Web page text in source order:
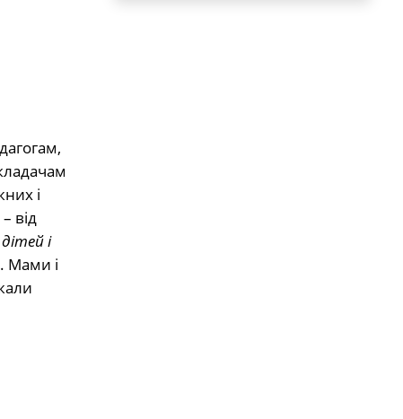
і
від
і
. Мами і